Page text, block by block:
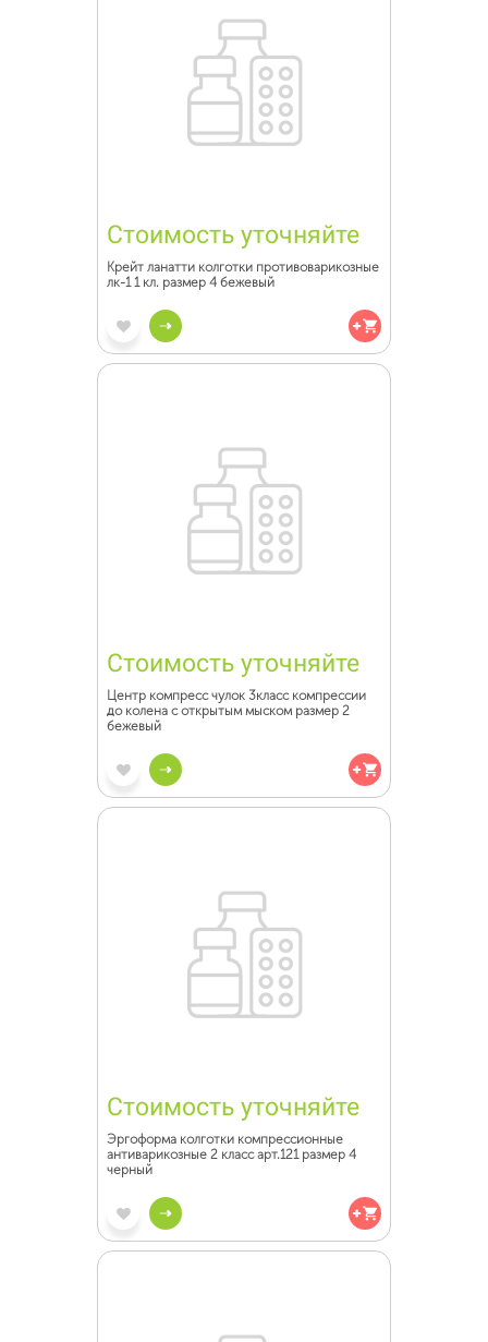
Стоимость уточняйте
Крейт ланатти колготки противоварикозные
лк-1 1 кл. размер 4 бежевый
Стоимость уточняйте
Центр компресс чулок 3класс компрессии
до колена с открытым мыском размер 2
бежевый
Стоимость уточняйте
Эргоформа колготки компрессионные
антиварикозные 2 класс арт.121 размер 4
черный